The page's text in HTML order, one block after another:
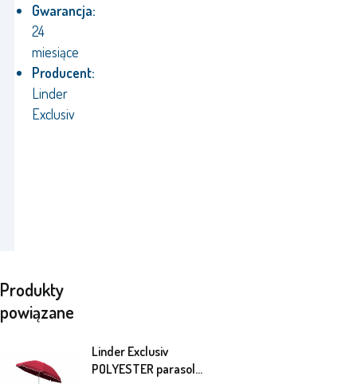
Gwarancja:
24
miesiące
Producent:
Linder
Exclusiv
Produkty
powiązane
Linder Exclusiv
POLYESTER parasol